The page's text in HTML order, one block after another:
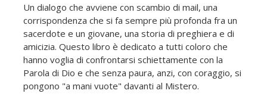
Un dialogo che avviene con scambio di mail, una
corrispondenza che si fa sempre più profonda fra un
sacerdote e un giovane, una storia di preghiera e di
amicizia. Questo libro è dedicato a tutti coloro che
hanno voglia di confrontarsi schiettamente con la
Parola di Dio e che senza paura, anzi, con coraggio, si
pongono "a mani vuote" davanti al Mistero.